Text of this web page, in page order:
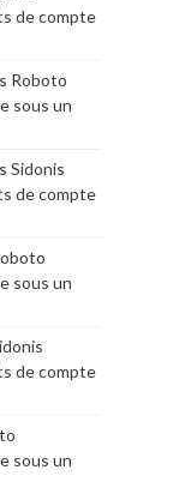
de compte
Roboto
sous un
Sidonis
de compte
sous un
de compte
sous un